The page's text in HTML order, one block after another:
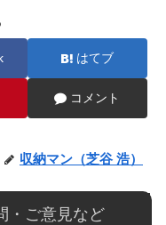
はてブ
コメント
収納マン（芝谷 浩）
・ご意見など